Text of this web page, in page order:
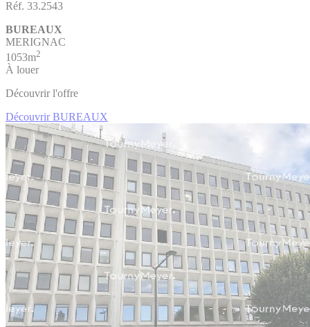
Réf. 33.2543
BUREAUX
MERIGNAC
1053m2
À louer
Découvrir l'offre
Découvrir BUREAUX